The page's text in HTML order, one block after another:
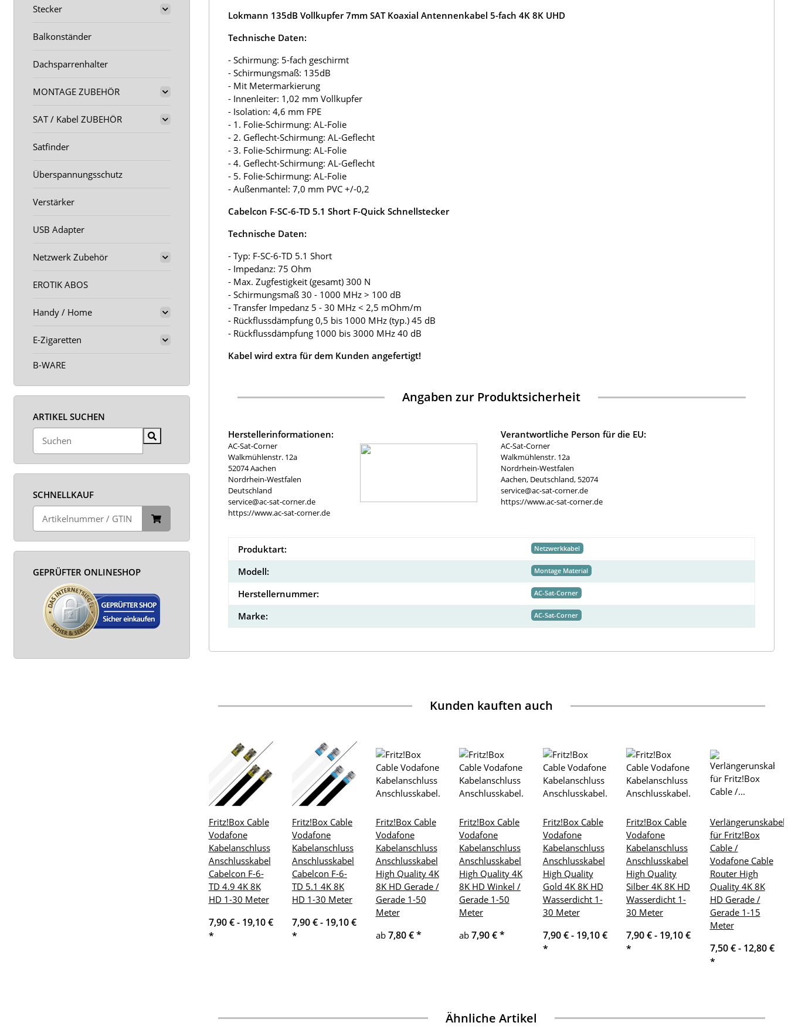
Lokmann 135dB Vollkupfer 7mm SAT Koaxial Antennenkabel 5-fach 4K 8K UHD
Technische Daten:
- Schirmung: 5-fach geschirmt
- Schirmungsmaß: 135dB
- Mit Metermarkierung
- Innenleiter: 1,02 mm Vollkupfer
- Isolation: 4,6 mm FPE
- 1. Folie-Schirmung: AL-Folie
- 2. Geflecht-Schirmung: AL-Geflecht
- 3. Folie-Schirmung: AL-Folie
- 4. Geflecht-Schirmung: AL-Geflecht
- 5. Folie-Schirmung: AL-Folie
- Außenmantel: 7,0 mm PVC +/-0,2
Cabelcon F-SC-6-TD 5.1 Short F-Quick Schnellstecker
Technische Daten:
- Typ: F-SC-6-TD 5.1 Short
- Impedanz: 75 Ohm
- Max. Zugfestigkeit (gesamt) 300 N
- Schirmungsmaß 30 - 1000 MHz > 100 dB
- Transfer Impedanz 5 - 30 MHz < 2,5 mOhm/m
- Rückflussdämpfung 0,5 bis 1000 MHz (typ.) 45 dB
- Rückflussdämpfung 1000 bis 3000 MHz 40 dB
Kabel wird extra für dem Kunden angefertigt!
Angaben zur Produktsicherheit
Herstellerinformationen:
AC-Sat-Corner
Walkmühlenstr. 12a
52074 Aachen
Nordrhein-Westfalen
Deutschland
service@ac-sat-corner.de
https://www.ac-sat-corner.de
Verantwortliche Person für die EU:
AC-Sat-Corner
Walkmühlenstr. 12a
Nordrhein-Westfalen
Aachen, Deutschland, 52074
service@ac-sat-corner.de
https://www.ac-sat-corner.de
Produktart: Netzwerkkabel
Modell: Montage Material
Herstellernummer: AC-Sat-Corner
Marke: AC-Sat-Corner
Kunden kauften auch
Fritz!Box Cable
Vodafone
Kabelanschluss
Anschlusskabel
Cabelcon F-6-
TD 4.9 4K 8K
HD 1-30 Meter
7,90 € - 19,10 €
*
Fritz!Box Cable
Vodafone
Kabelanschluss
Anschlusskabel
Cabelcon F-6-
TD 5.1 4K 8K
HD 1-30 Meter
7,90 € - 19,10 €
*
Fritz!Box Cable
Vodafone
Kabelanschluss
Anschlusskabel
High Quality 4K
8K HD Gerade /
Gerade 1-50
Meter
ab 7,80 €*
Fritz!Box Cable
Vodafone
Kabelanschluss
Anschlusskabel
High Quality 4K
8K HD Winkel /
Gerade 1-50
Meter
ab 7,90 €*
Fritz!Box Cable
Vodafone
Kabelanschluss
Anschlusskabel
High Quality
Gold 4K 8K HD
Wasserdicht 1-
30 Meter
7,90 € - 19,10 €
*
Fritz!Box Cable
Vodafone
Kabelanschluss
Anschlusskabel
High Quality
Silber 4K 8K HD
Wasserdicht 1-
30 Meter
7,90 € - 19,10 €
*
Verlängerunskabel
für Fritz!Box
Cable /
Vodafone Cable
Router High
Quality 4K 8K
HD Gerade /
Gerade 1-15
Meter
7,50 € - 12,80 €
*
Ähnliche Artikel
Stecker
Balkonständer
Dachsparrenhalter
MONTAGE ZUBEHÖR
SAT / Kabel ZUBEHÖR
Satfinder
Überspannungsschutz
Verstärker
USB Adapter
Netzwerk Zubehör
EROTIK ABOS
Handy / Home
E-Zigaretten
B-WARE
ARTIKEL SUCHEN
SCHNELLKAUF
GEPRÜFTER ONLINESHOP